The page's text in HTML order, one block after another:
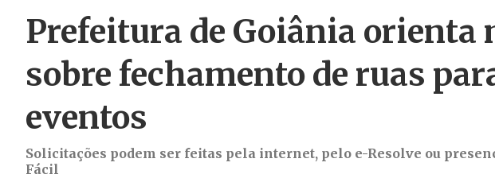
Prefeitura de Goiânia orienta
sobre fechamento de ruas
eventos
Solicitações podem ser feitas pela internet, pelo e-Resolve ou
Fácil